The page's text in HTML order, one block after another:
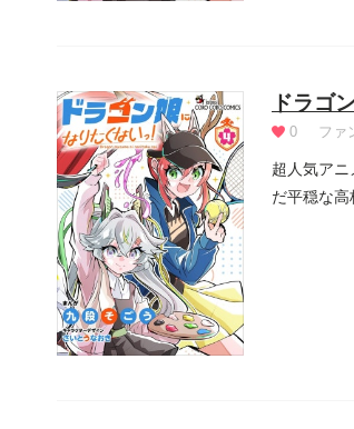
ドラゴ
0 ファ
超人気ア
だ平穏な